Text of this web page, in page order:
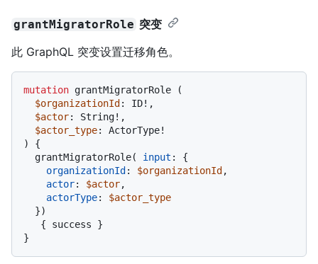
grantMigratorRole 突变
此 GraphQL 突变设置迁移角色。
mutation grantMigratorRole
(
$organizationId : ID! ,
$actor: String! ,
$actor_type: ActorType!
)
{
  grantMigratorRole
( input :
{
organizationId : $organizationId ,
actor: $actor,
actorType:
$actor_type
})
{ success }
}